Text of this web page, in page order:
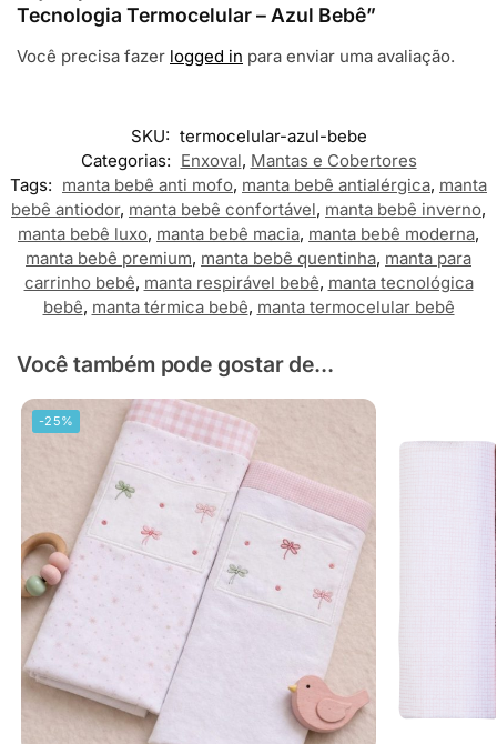
Tecnologia Termocelular – Azul Bebê”
Você precisa fazer logged in para enviar uma avaliação.
SKU: termocelular-azul-bebe
Categorias: Enxoval, Mantas e Cobertores
Tags: manta bebê anti mofo, manta bebê antialérgica, manta
bebê antiodor, manta bebê confortável, manta bebê inverno,
manta bebê luxo, manta bebê macia, manta bebê moderna,
manta bebê premium, manta bebê quentinha, manta para
carrinho bebê, manta respirável bebê, manta tecnológica
bebê, manta térmica bebê, manta termocelular bebê
Você também pode gostar de...
-25%